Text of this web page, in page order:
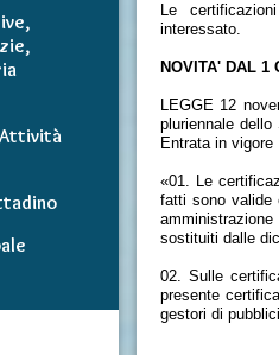
Attività
Le
interessato.
NOVITA' DAL 1
LEGGE 12
pluriennale
Entrata in
«01. Le
fatti sono valide
sostituiti dalle
02. Sulle
presente
gestori di